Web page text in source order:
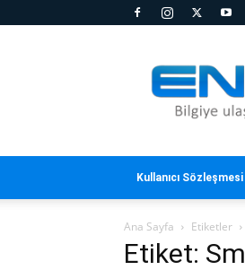
Kullanıcı Sözleşmesi
Ana Sayfa Etiketler
Etiket: